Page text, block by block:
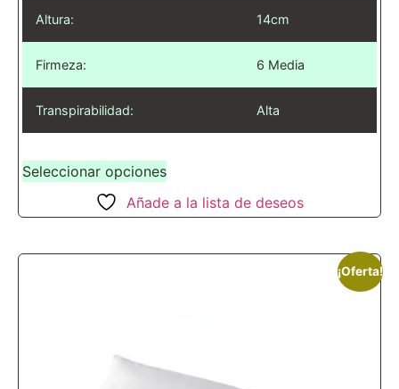
Altura: 14cm
Firmeza: 6 Media
Transpirabilidad: Alta
Seleccionar opciones
Añade a la lista de deseos
¡Oferta!